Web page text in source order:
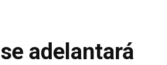
adelantará